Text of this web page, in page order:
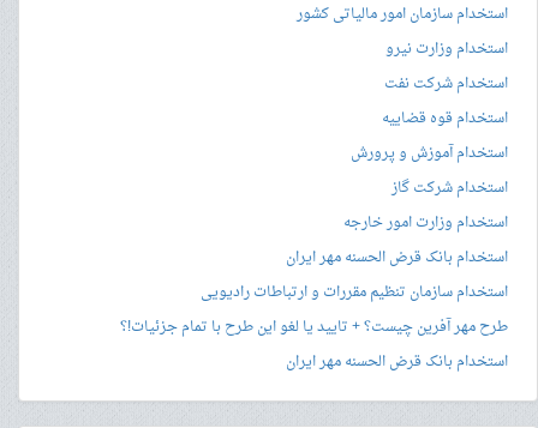
استخدام سازمان امور مالیاتی کشور
استخدام وزارت نیرو
استخدام شرکت نفت
استخدام قوه قضاییه
استخدام آموزش و پرورش
استخدام شرکت گاز
استخدام وزارت امور خارجه
استخدام بانک قرض الحسنه مهر ایران
استخدام سازمان تنظیم مقررات و ارتباطات رادیویی
طرح مهر آفرین چیست؟ + تایید یا لغو این طرح با تمام جزئیات!؟
استخدام بانک قرض الحسنه مهر ایران